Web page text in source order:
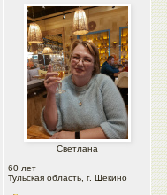
Светлана
60 лет
Тульская область, г. Щекино